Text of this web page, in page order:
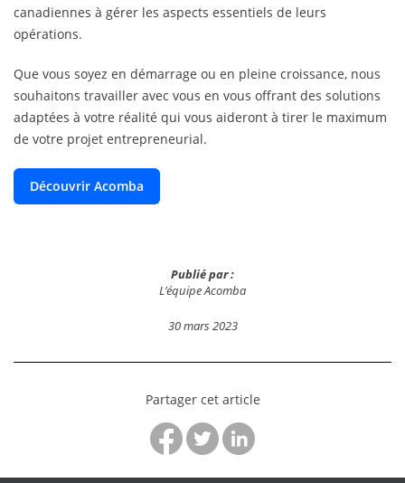
canadiennes à gérer les aspects essentiels de leurs
opérations.
Que vous soyez en démarrage ou en pleine croissance, nous
souhaitons travailler avec vous en vous offrant des solutions
adaptées à votre réalité qui vous aideront à tirer le maximum
de votre projet entrepreneurial.
Découvrir Acomba
Publié par :
L’équipe Acomba
30 mars 2023
Partager cet article